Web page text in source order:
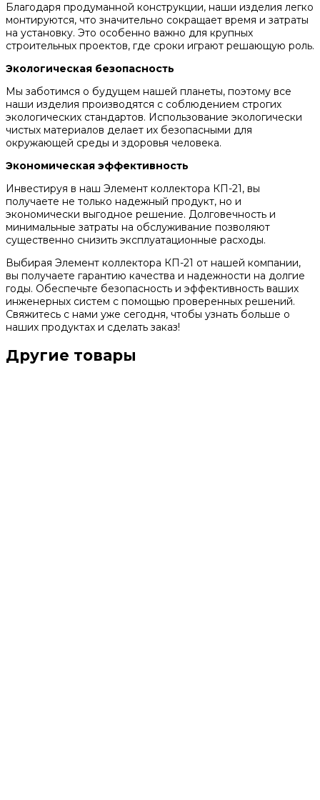
Благодаря продуманной конструкции, наши изделия легко
монтируются, что значительно сокращает время и затраты
на установку. Это особенно важно для крупных
строительных проектов, где сроки играют решающую роль.
Экологическая безопасность
Мы заботимся о будущем нашей планеты, поэтому все
наши изделия производятся с соблюдением строгих
экологических стандартов. Использование экологически
чистых материалов делает их безопасными для
окружающей среды и здоровья человека.
Экономическая эффективность
Инвестируя в наш Элемент коллектора КП-21, вы
получаете не только надежный продукт, но и
экономически выгодное решение. Долговечность и
минимальные затраты на обслуживание позволяют
существенно снизить эксплуатационные расходы.
Выбирая Элемент коллектора КП-21 от нашей компании,
вы получаете гарантию качества и надежности на долгие
годы. Обеспечьте безопасность и эффективность ваших
инженерных систем с помощью проверенных решений.
Свяжитесь с нами уже сегодня, чтобы узнать больше о
наших продуктах и сделать заказ!
Другие товары